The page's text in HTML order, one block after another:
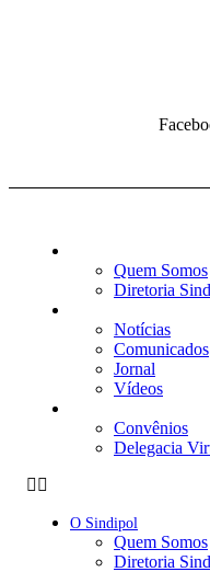
Quem Somos
Diretoria
Notícias
Comunicados
Jornal
Vídeos
Convênios
Delegacia
O Sindipol
Quem Somos
Diretoria